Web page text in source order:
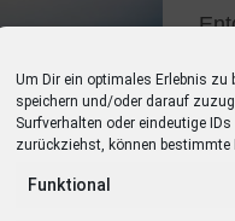
Um Dir ein optimales Erlebnis zu
speichern und/oder darauf
Surfverhalten oder eindeutige
zurückziehst, können bestimmte
Funktional
mit